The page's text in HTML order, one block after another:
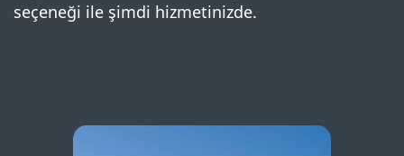
seçeneği ile şimdi hizmetinizde.